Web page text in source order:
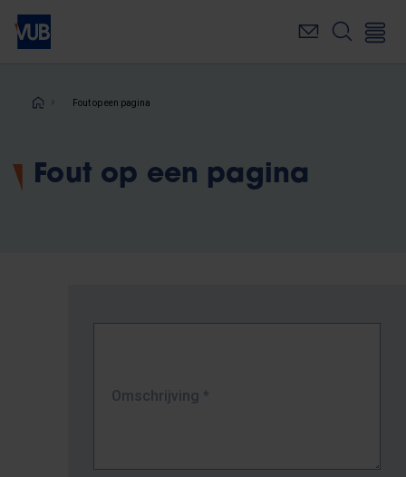
Overslaan
naar
inhoudKruimelpad
Fout op een pagina
Fout op een pagina
Omschrijving *